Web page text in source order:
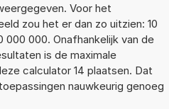
Voor het
zou het er dan zo uitzien: 10
000. Onafhankelijk van de
is de maximale
calculator 14 plaatsen. Dat
nauwkeurig genoeg